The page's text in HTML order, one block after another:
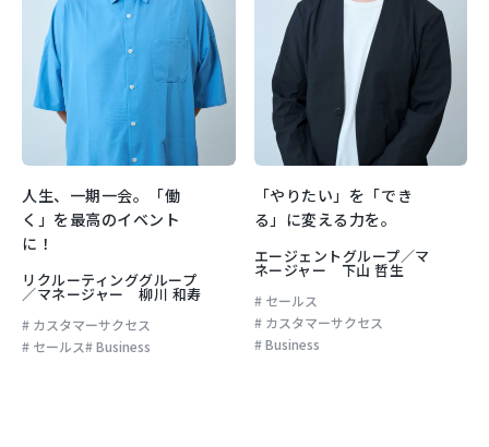
人生、一期一会。「働
く」を最高のイベント
に！
リクルーティンググループ
／マネージャー 柳川 和寿
カスタマーサクセス
セールス
Business
「やりたい」を「でき
る」に変える力を。
エージェントグループ／マ
ネージャー 下山 哲生
セールス
カスタマーサクセス
Business